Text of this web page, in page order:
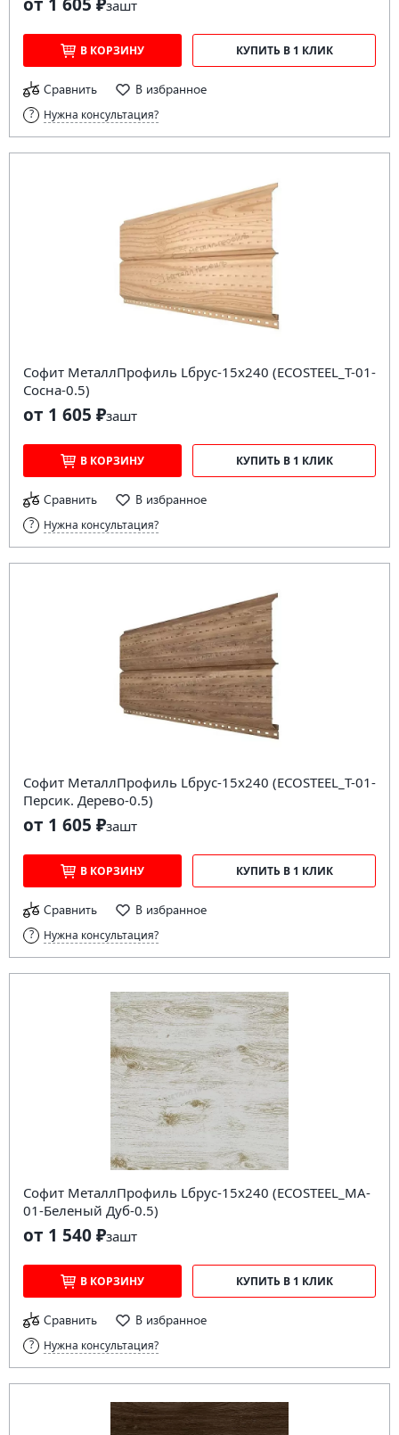
зашт
В КОРЗИНУ КУПИТЬ В 1 КЛИК
Сравнить В избранное
Нужна консультация?
Софит МеталлПрофиль Lбрус-15х240 (ECOSTEEL_T-01-
Сосна-0.5)
от 1 605 ₽зашт
В КОРЗИНУ КУПИТЬ В 1 КЛИК
Сравнить В избранное
Нужна консультация?
Софит МеталлПрофиль Lбрус-15х240 (ECOSTEEL_T-01-
Персик. Дерево-0.5)
от 1 605 ₽зашт
В КОРЗИНУ КУПИТЬ В 1 КЛИК
Сравнить В избранное
Нужна консультация?
Софит МеталлПрофиль Lбрус-15х240 (ECOSTEEL_MA-
01-Беленый Дуб-0.5)
от 1 540 ₽зашт
В КОРЗИНУ КУПИТЬ В 1 КЛИК
Сравнить В избранное
Нужна консультация?